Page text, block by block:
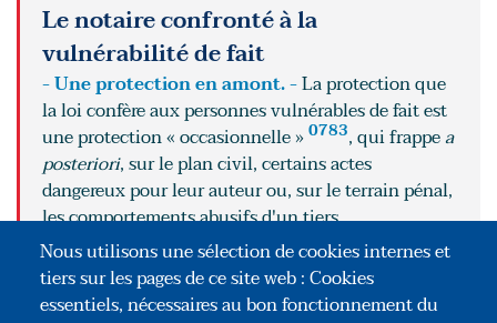
Le notaire confronté à la
vulnérabilité de fait
- Une protection en amont. -La protection que
la loi confère aux personnes vulnérables de fait est
une protection « occasionnelle »0783, qui frappea
posteriori, sur le plan civil, certains actes
dangereux pour leur auteur ou, sur le terrain pénal,
les comportements abusifs d'un tiers.
LIRE
POUR ALLER PLUS LOIN
Nous utilisons une sélection de cookies internes et
tiers sur les pages de ce site web : Cookies
essentiels, nécessaires au bon fonctionnement du